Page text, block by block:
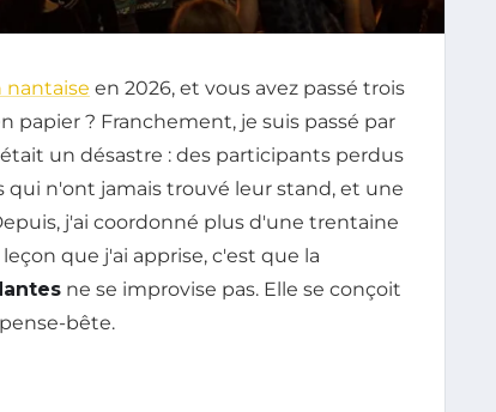
nantaise en 2026, et vous avez passé trois
papier ? Franchement, je suis passé par
un désastre : des participants perdus
qui n'ont jamais trouvé leur stand, et une
j'ai coordonné plus d'une trentaine
que j'ai apprise, c'est que la
ne se improvise pas. Elle se conçoit
bête.